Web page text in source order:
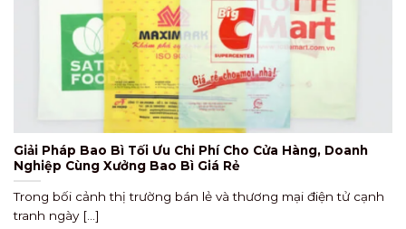
Giải Pháp Bao Bì Tối Ưu Chi Phí Cho Cửa Hàng, Doanh
Nghiệp Cùng Xưởng Bao Bì Giá Rẻ
Trong bối cảnh thị trường bán lẻ và thương mại điện tử cạnh
tranh ngày [...]